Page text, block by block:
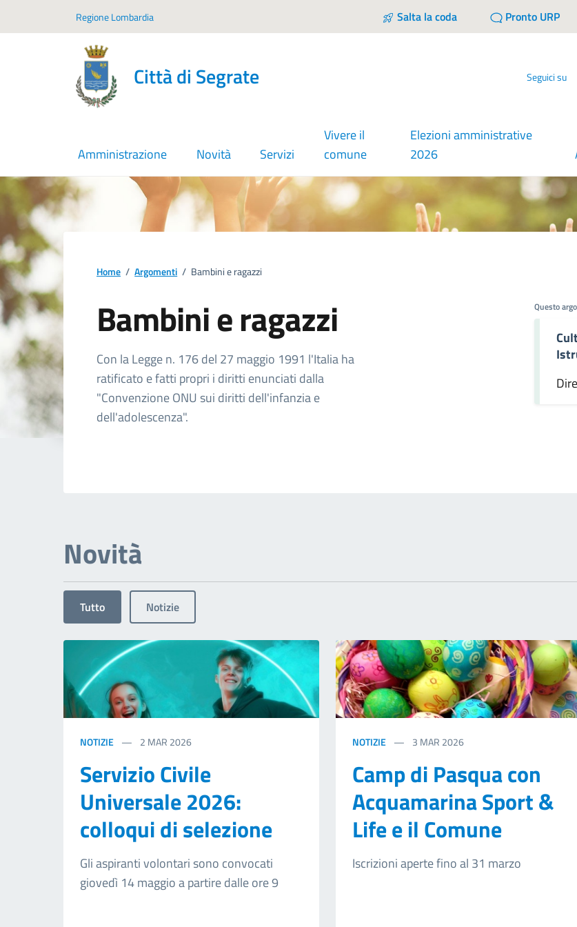
Regione Lombardia Salta la coda Pronto URP
Città di Segrate Seguici su
Amministrazione Novità Servizi
Vivere il
comune
Elezioni amministrative
2026
Home / Argomenti / Bambini e ragazzi
Bambini e ragazzi
Dettagli dell'argomento
Con la Legge n. 176 del 27 maggio 1991 l'Italia ha
ratificato e fatti propri i diritti enunciati dalla
"Convenzione ONU sui diritti dell'infanzia e
dell'adolescenza".
Questo
Novità
Tutto Notizie
NOTIZIE 2 MAR 2026
Servizio Civile
Universale 2026:
colloqui di selezione
Gli aspiranti volontari sono convocati
giovedì 14 maggio a partire dalle ore 9
NOTIZIE 3 MAR 2026
Camp di Pasqua con
Acquamarina Sport &
Life e il Comune
Iscrizioni aperte fino al 31 marzo